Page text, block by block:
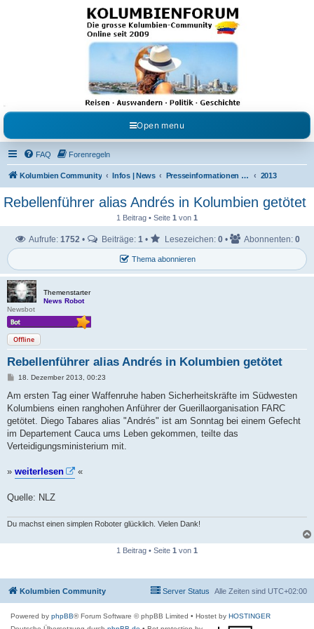
Kolumbienforum - Das
grosse Forum der
Freunde Kolumbiens
Reisen, Auswandern, Kultur, Politik, Geschichte und Visum in Kolumbien und Venezuela.
Austausch, Erfahrungen und Gemeinschaft im Kolumbienforum
Open menu
FAQ Forenregeln
Kolumbien Community Infos | News Presseinformationen & Neuigkeiten 2013
Rebellenführer alias Andrés in Kolumbien getötet
1 Beitrag • Seite 1 von 1
Thema abonnieren
Aufrufe: 1752 • Beiträge: 1 • Lesezeichen: 0• Abonnenten: 0
Themenstarter
News Robot
Newsbot
Offline
Rebellenführer alias Andrés in Kolumbien getötet
B
i
r
a
18. Dezember 2013, 00:23
Am ersten Tag einer Waffenruhe haben Sicherheitskräfte im Südwesten
Kolumbiens einen ranghohen Anführer der Guerillaorganisation FARC
getötet. Diego Tabares alias "Andrés" ist am Sonntag bei einem Gefecht
im Departement Cauca ums Leben gekommen, teilte das
Verteidigungsministerium mit.
» weiterlesen «
Quelle: NLZ
Du machst einen simplen Roboter glücklich. Vielen Dank!
1 Beitrag • Seite 1 von 1
Kolumbien Community Alle Zeiten sind UTC+02:00
Server Status
Powered by phpBB® Forum Software © phpBB Limited • Hostet by HOSTINGER